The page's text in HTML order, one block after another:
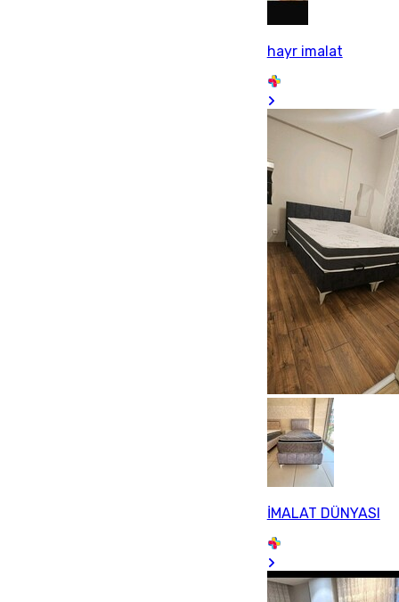
hayr imalat
İMALAT DÜNYASI